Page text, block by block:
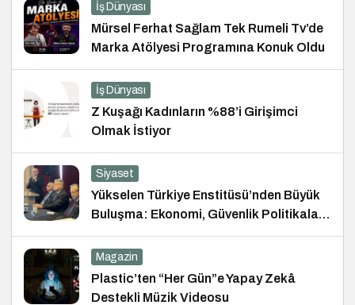
İş Dünyası
Mürsel Ferhat Sağlam Tek Rumeli Tv’de
Marka Atölyesi Programına Konuk Oldu
İş Dünyası
Z Kuşağı Kadınların %88’i Girişimci
Olmak İstiyor
Siyaset
Yükselen Türkiye Enstitüsü’nden Büyük
Buluşma: Ekonomi, Güvenlik Politikaları
ve Hukuk Konferansı
Magazin
Plastic’ten “Her Gün”e Yapay Zekâ
Destekli Müzik Videosu